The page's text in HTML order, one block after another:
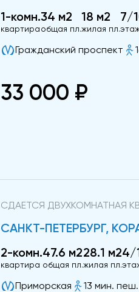
1-комн.
квартира
34 м2
общая пл.
18 м2
жилая пл.
7/
Гражданский проспект
33 000 ₽
СДАЕТСЯ ДВУХКОМНАТНАЯ
САНКТ-ПЕТЕРБУРГ,
2-комн.
квартира
47.6 м2
общая пл.
28.1 м2
жилая пл.
4/
Приморская 13 мин. пеш.